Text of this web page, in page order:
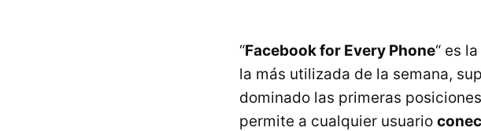
“Facebook for Every Phone“ es
la más utilizada de la semana,
dominado las primeras
permite a cualquier usuario